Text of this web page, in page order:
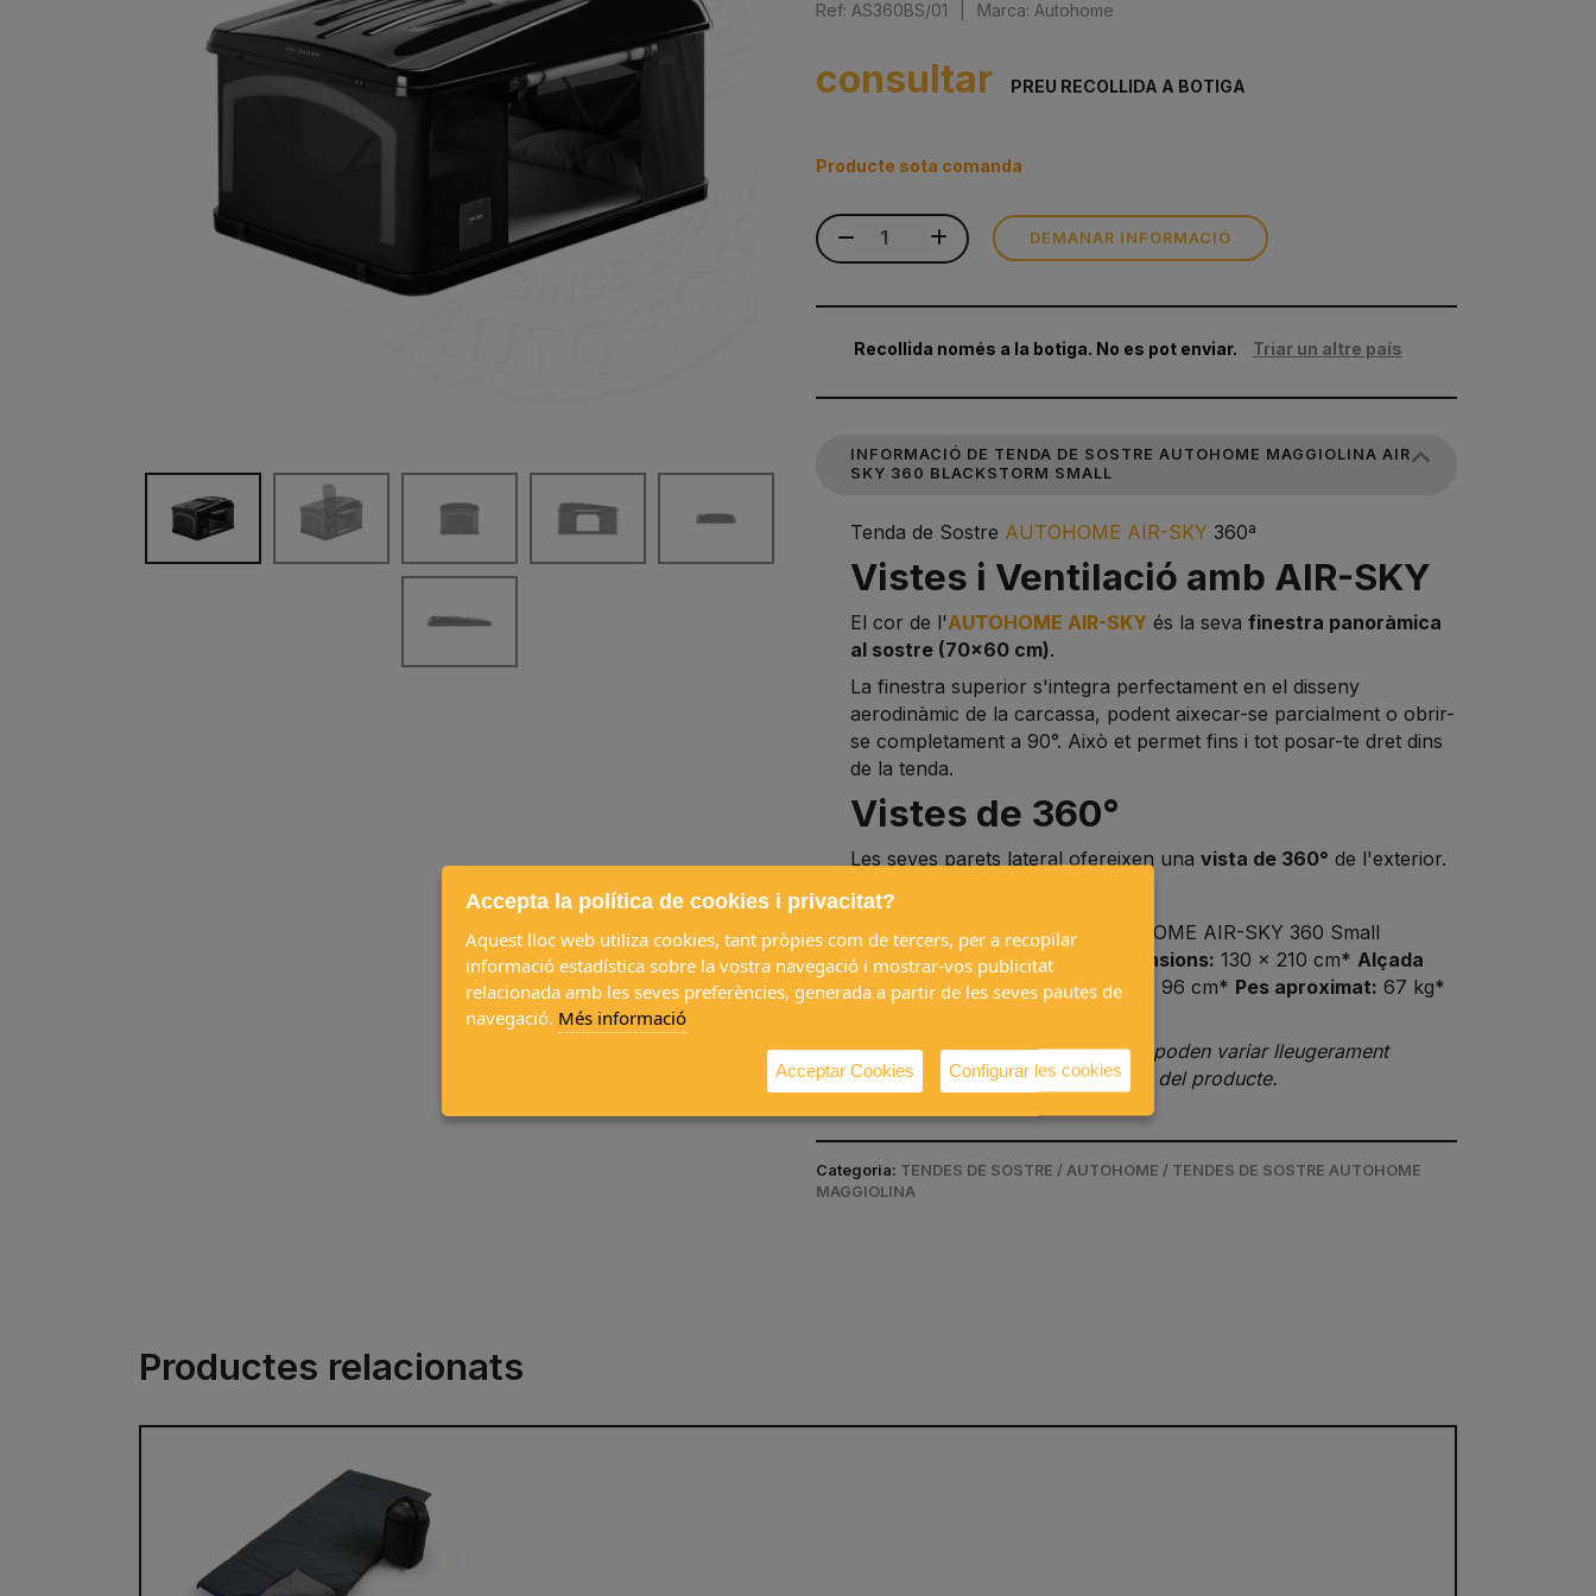
Ref: AS360BS/01 Marca: Autohome
consultar PREU RECOLLIDA A BOTIGA
Producte sota comanda
DEMANAR INFORMACIÓ
Recollida només a la botiga. No es pot enviar. Triar un altre país
INFORMACIÓ DE TENDA DE SOSTRE AUTOHOME MAGGIOLINA AIR
SKY 360 BLACKSTORM SMALL
Tenda de Sostre AUTOHOME AIR-SKY 360ª
Vistes i Ventilació amb AIR-SKY
El cor de l'AUTOHOME AIR-SKYés la seva finestra panoràmica
al sostre (70x60 cm).
La finestra superior s'integra perfectament en el disseny
aerodinàmic de la carcassa, podent aixecar-se parcialment o obrir-
se completament a 90°. Això et permet fins i tot posar-te dret dins
de la tenda.
Vistes de 360°
Les seves parets lateral ofereixen una vista de 360° de l'exterior.
Article:Tenda de Sostre AUTOHOME AIR-SKY 360 Small
Recomanat per a:2 adults Dimensions: 130 x 210 cm* Alçada
tancada:36 cm*Alçada oberta: 96 cm* Pes aproximat: 67 kg*
*Aquests valors són aproximats i poden variar lleugerament
segons la configuració específica del producte.
Categoria: TENDES DE SOSTRE / AUTOHOME / TENDES DE SOSTRE AUTOHOME
MAGGIOLINA
Productes relacionats
Accepta la política de cookies i privacitat?
Aquest lloc web utiliza cookies, tant pròpies com de tercers, per a recopilar
informació estadística sobre la vostra navegació i mostrar-vos publicitat
relacionada amb les seves preferències, generada a partir de les seves pautes de
navegació. Més informació
Acceptar Cookies Configurar les cookies